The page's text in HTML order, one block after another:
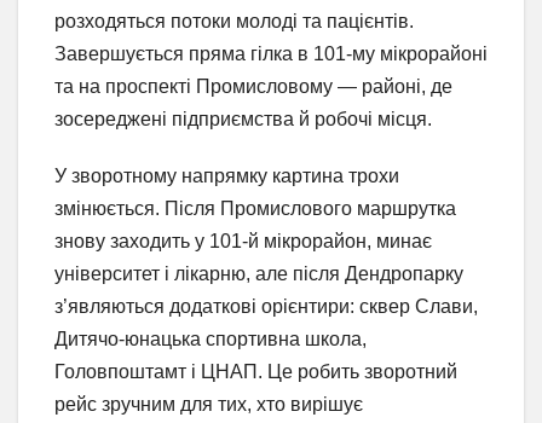
розходяться потоки молоді та пацієнтів.
Завершується пряма гілка в 101-му мікрорайоні
та на проспекті Промисловому — районі, де
зосереджені підприємства й робочі місця.
У зворотному напрямку картина трохи
змінюється. Після Промислового маршрутка
знову заходить у 101-й мікрорайон, минає
університет і лікарню, але після Дендропарку
з’являються додаткові орієнтири: сквер Слави,
Дитячо-юнацька спортивна школа,
Головпоштамт і ЦНАП. Це робить зворотний
рейс зручним для тих, хто вирішує